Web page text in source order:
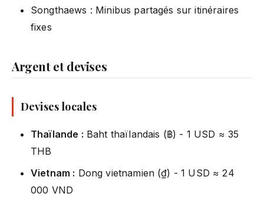
Songthaews : Minibus partagés sur itinéraires
fixes
Argent et devises
Devises locales
Thaïlande : Baht thaïlandais (฿) - 1 USD ≈ 35
THB
Vietnam : Dong vietnamien (₫) - 1 USD ≈ 24
000 VND